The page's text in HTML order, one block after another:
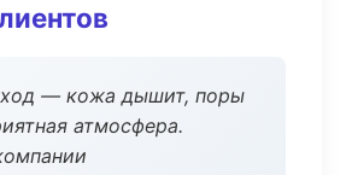
— кожа дышит, поры
атмосфера.